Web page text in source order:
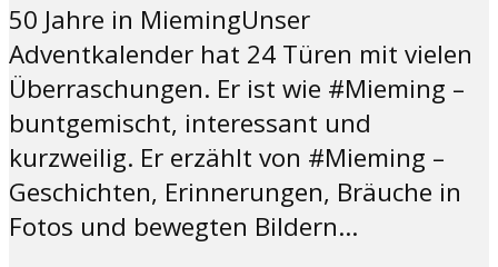
50 Jahre in MiemingUnser
Adventkalender hat 24 Türen mit vielen
Überraschungen. Er ist wie #Mieming –
buntgemischt, interessant und
kurzweilig. Er erzählt von #Mieming –
Geschichten, Erinnerungen, Bräuche in
Fotos und bewegten Bildern...